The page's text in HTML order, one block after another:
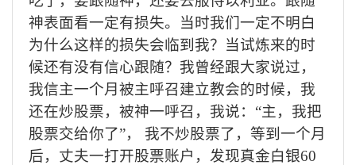
神表面看一定有损失。当时我们一定不明白
为什么这样的损失会临到我？当试炼来的时
候还有没有信心跟随？我曾经跟大家说过，
我信主一个月被主呼召建立教会的时候，我
还在炒股票，被神一呼召，我说： “主，我把
股票交给你了”， 我不炒股票了，等到一个月
后，丈夫一打开股票账户，发现真金白银60